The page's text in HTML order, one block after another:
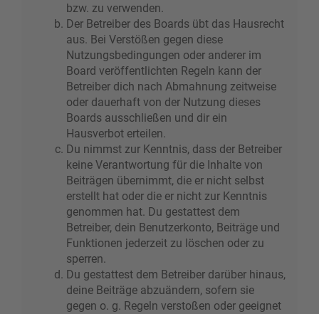
bzw. zu verwenden.
Der Betreiber des Boards übt das Hausrecht
aus. Bei Verstößen gegen diese
Nutzungsbedingungen oder anderer im
Board veröffentlichten Regeln kann der
Betreiber dich nach Abmahnung zeitweise
oder dauerhaft von der Nutzung dieses
Boards ausschließen und dir ein
Hausverbot erteilen.
Du nimmst zur Kenntnis, dass der Betreiber
keine Verantwortung für die Inhalte von
Beiträgen übernimmt, die er nicht selbst
erstellt hat oder die er nicht zur Kenntnis
genommen hat. Du gestattest dem
Betreiber, dein Benutzerkonto, Beiträge und
Funktionen jederzeit zu löschen oder zu
sperren.
Du gestattest dem Betreiber darüber hinaus,
deine Beiträge abzuändern, sofern sie
gegen o. g. Regeln verstoßen oder geeignet